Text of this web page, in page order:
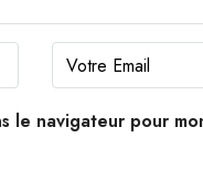
le navigateur pour